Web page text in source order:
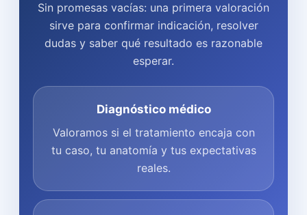
Sin promesas vacías: una primera valoración
sirve para confirmar indicación, resolver
dudas y saber qué resultado es razonable
esperar.
Diagnóstico médico
Valoramos si el tratamiento encaja con
tu caso, tu anatomía y tus expectativas
reales.